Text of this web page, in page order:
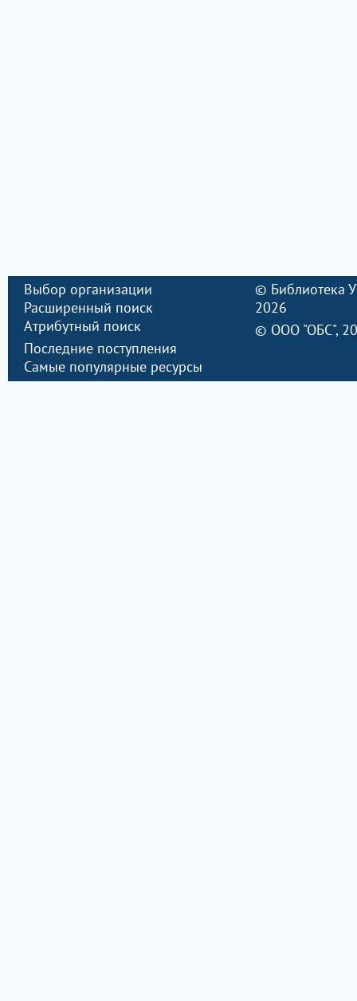
Выбор организации
Расширенный поиск
Атрибутный поиск
Последние поступления
Самые популярные ресурсы
© Библиотека
2026
© ООО "ОБС",